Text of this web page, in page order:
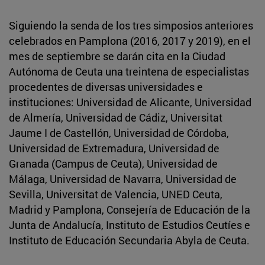
Siguiendo la senda de los tres simposios anteriores
celebrados en Pamplona (2016, 2017 y 2019), en el
mes de septiembre se darán cita en la Ciudad
Autónoma de Ceuta una treintena de especialistas
procedentes de diversas universidades e
instituciones: Universidad de Alicante, Universidad
de Almería, Universidad de Cádiz, Universitat
Jaume I de Castellón, Universidad de Córdoba,
Universidad de Extremadura, Universidad de
Granada (Campus de Ceuta), Universidad de
Málaga, Universidad de Navarra, Universidad de
Sevilla, Universitat de Valencia, UNED Ceuta,
Madrid y Pamplona, Consejería de Educación de la
Junta de Andalucía, Instituto de Estudios Ceutíes e
Instituto de Educación Secundaria Abyla de Ceuta.